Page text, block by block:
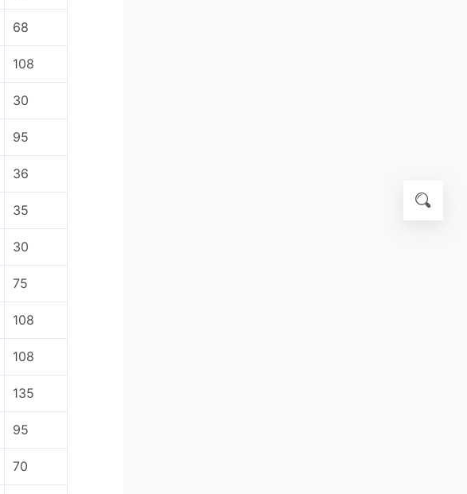
68
108
30
95
36
35
30
75
108
108
135
95
70